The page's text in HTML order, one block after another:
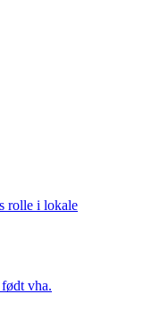
rolle i lokale
vha.